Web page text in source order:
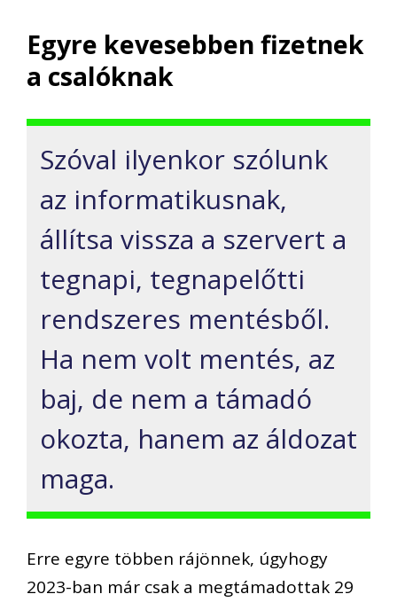
Egyre kevesebben fizetnek
a csalóknak
Szóval ilyenkor szólunk
az informatikusnak,
állítsa vissza a szervert a
tegnapi, tegnapelőtti
rendszeres mentésből.
Ha nem volt mentés, az
baj, de nem a támadó
okozta, hanem az áldozat
maga.
Erre egyre többen rájönnek, úgyhogy
2023-ban már csak a megtámadottak 29